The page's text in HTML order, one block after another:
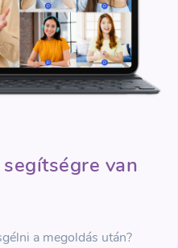
van
a megoldás után?